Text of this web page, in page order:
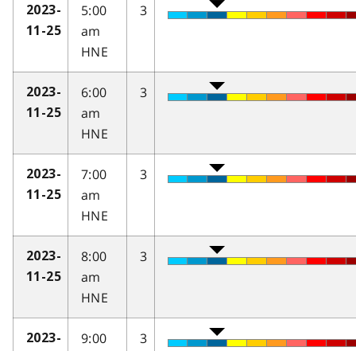
2023-
11-25
5:00
am
HNE
3
2023-
11-25
6:00
am
HNE
3
2023-
11-25
7:00
am
HNE
3
2023-
11-25
8:00
am
HNE
3
2023-
9:00
3